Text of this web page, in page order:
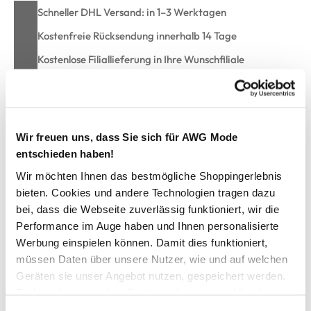
Wir freuen uns, dass Sie sich für AWG Mode
entschieden haben!
Wir möchten Ihnen das bestmögliche Shoppingerlebnis
bieten. Cookies und andere Technologien tragen dazu
bei, dass die Webseite zuverlässig funktioniert, wir die
Performance im Auge haben und Ihnen personalisierte
Werbung einspielen können. Damit dies funktioniert,
müssen Daten über unsere Nutzer, wie und auf welchen
Geräten sie unser Angebot nutzen, gespeichert werden.
Schneller DHL Versand: in 1–3 Werktagen
Kostenfreie Rücksendung innerhalb 14 Tage
Kostenlose Filiallieferung in Ihre Wunschfiliale
Herren 7/8 Cargohose "Renton"
Lässige Herren 7/8 Hose von HERO by John Medoox
Elastischer Bund mit Gürtelschlaufen und Reißverschluss
Zwei seitliche Eingrifftaschen sowie zwei aufgesetzte
Cargotaschen mit Patte
Zwei Gesäßtaschen mit Patte und Klettverschluss